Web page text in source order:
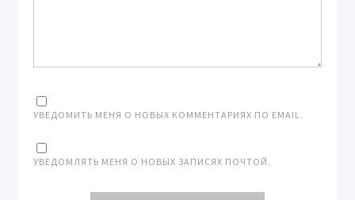
УВЕДОМИТЬ МЕНЯ О НОВЫХ КОММЕНТАРИЯХ ПО EMAIL.
УВЕДОМЛЯТЬ МЕНЯ О НОВЫХ ЗАПИСЯХ ПОЧТОЙ.